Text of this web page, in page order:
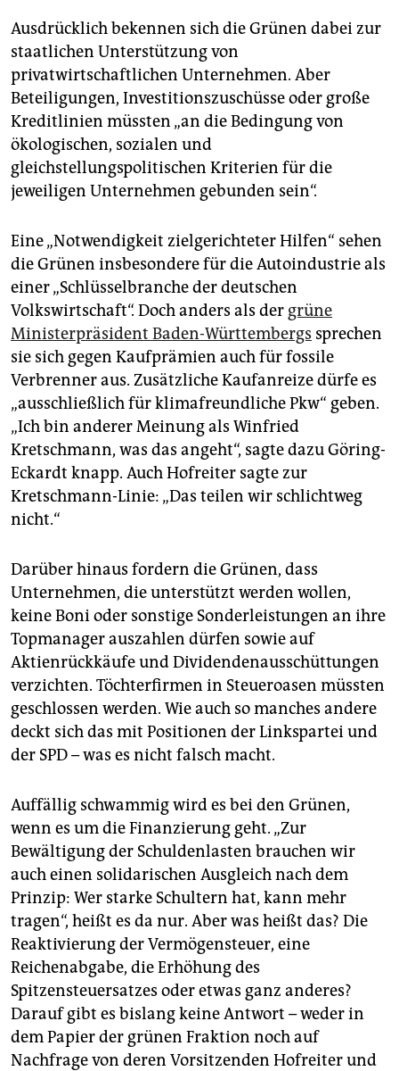
Ausdrücklich bekennen sich die Grünen dabei zur
staatlichen Unterstützung von
privatwirtschaftlichen Unternehmen. Aber
Beteiligungen, Investi­tionszuschüsse oder große
Kreditlinien müssten „an die Bedingung von
ökologischen, sozialen und
gleichstellungspolitischen Kriterien für die
jeweiligen Unternehmen gebunden sein“.
Eine „Notwendigkeit zielgerichteter Hilfen“ sehen
die Grünen insbesondere für die Autoindustrie als
einer „Schlüsselbranche der deutschen
Volkswirtschaft“. Doch anders als der grüne
Ministerpräsident Baden-Württembergs sprechen
sie sich gegen Kaufprämien auch für fossile
Verbrenner aus. Zusätzliche Kaufanreize dürfe es
„ausschließlich für klimafreundliche Pkw“ geben.
„Ich bin anderer Meinung als Winfried
Kretschmann, was das angeht“, sagte dazu Göring-
Eckardt knapp. Auch Hofreiter sagte zur
Kretschmann-Linie: „Das teilen wir schlichtweg
nicht.“
Darüber hinaus fordern die Grünen, dass
Unternehmen, die unterstützt werden wollen,
keine Boni oder sonstige Sonderleistungen an ihre
Topmanager auszahlen dürfen sowie auf
Aktienrückkäufe und Dividendenausschüttungen
verzichten. Töchterfirmen in Steueroasen müssten
geschlossen werden. Wie auch so manches andere
deckt sich das mit Positionen der Linkspartei und
der SPD – was es nicht falsch macht.
Auffällig schwammig wird es bei den Grünen,
wenn es um die Finanzierung geht. „Zur
Bewältigung der Schuldenlasten brauchen wir
auch einen solidarischen Ausgleich nach dem
Prinzip: Wer starke Schultern hat, kann mehr
tragen“, heißt es da nur. Aber was heißt das? Die
Reaktivierung der Vermögensteuer, eine
Reichenabgabe, die Erhöhung des
Spitzensteuersatzes oder etwas ganz anderes?
Darauf gibt es bislang keine Antwort – weder in
dem Papier der grünen Fraktion noch auf
Nachfrage von deren Vorsitzenden Hofreiter und